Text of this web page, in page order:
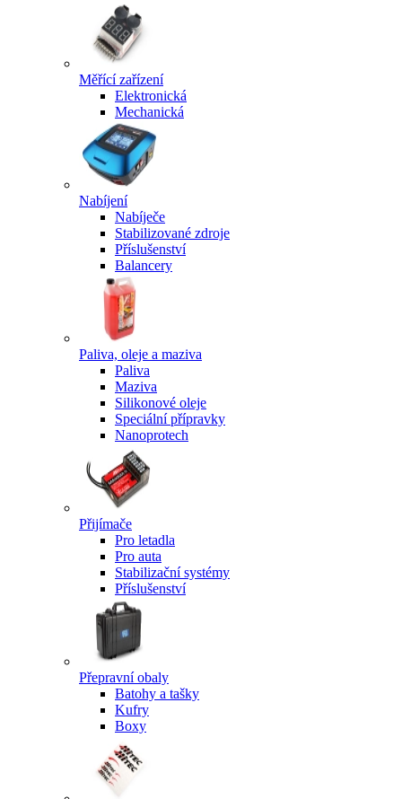
Měřící zařízení
Elektronická
Mechanická
Nabíjení
Nabíječe
Stabilizované zdroje
Příslušenství
Balancery
Paliva, oleje a maziva
Paliva
Maziva
Silikonové oleje
Speciální přípravky
Nanoprotech
Přijímače
Pro letadla
Pro auta
Stabilizační systémy
Příslušenství
Přepravní obaly
Batohy a tašky
Kufry
Boxy